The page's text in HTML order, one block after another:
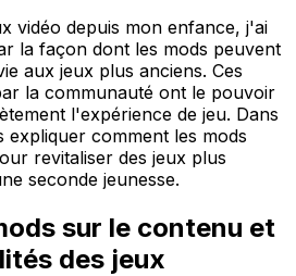
vidéo depuis mon enfance, j'ai
la façon dont les mods peuvent
aux jeux plus anciens. Ces
la communauté ont le pouvoir
l'expérience de jeu. Dans
expliquer comment les mods
revitaliser des jeux plus
seconde jeunesse.
sur le contenu et
des jeux